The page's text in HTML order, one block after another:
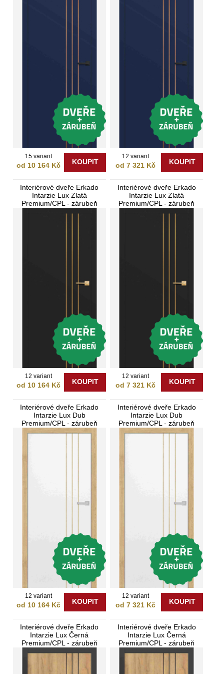
15 variant
od 10 164 Kč KOUPIT
12 variant
od 7 321 Kč KOUPIT
Interiérové dveře Erkado
Intarzie Lux Zlatá
Premium/CPL - zárubeň
12 variant
od 10 164 Kč KOUPIT
Interiérové dveře Erkado
Intarzie Lux Zlatá
Premium/CPL - zárubeň
12 variant
od 7 321 Kč KOUPIT
Interiérové dveře Erkado
Intarzie Lux Dub
Premium/CPL - zárubeň
Bezfalcové
12 variant
od 10 164 Kč KOUPIT
Interiérové dveře Erkado
Intarzie Lux Dub
Premium/CPL - zárubeň
12 variant
od 7 321 Kč KOUPIT
Interiérové dveře Erkado
Intarzie Lux Černá
Premium/CPL - zárubeň
Interiérové dveře Erkado
Intarzie Lux Černá
Premium/CPL - zárubeň